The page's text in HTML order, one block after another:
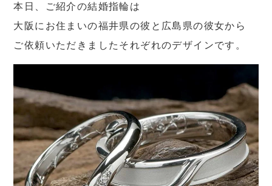
本日、ご紹介の結婚指輪は
大阪にお住まいの福井県の彼と広島県の彼女から
ご依頼いただきましたそれぞれのデザインです。